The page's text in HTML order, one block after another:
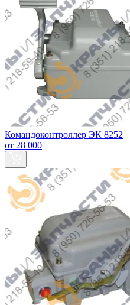
Командоконтроллер ЭК 8252
от 28 000